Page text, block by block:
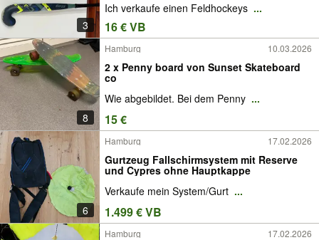
3
Ich verkaufe einen Feldhockeys ...
16 € VB
8
Hamburg 10.03.2026
2 x Penny board von Sunset Skateboard
co
Wie abgebildet. Bei dem Penny ...
15 €
6
Hamburg 17.02.2026
Gurtzeug Fallschirmsystem mit Reserve
und Cypres ohne Hauptkappe
Verkaufe mein System/Gurt ...
1.499 € VB
Hamburg 17.02.2026